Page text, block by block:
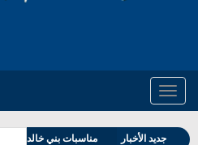
Toggle
navigation
جديد الأخبار
وفيات بني خالد
مناسبات بني خالد